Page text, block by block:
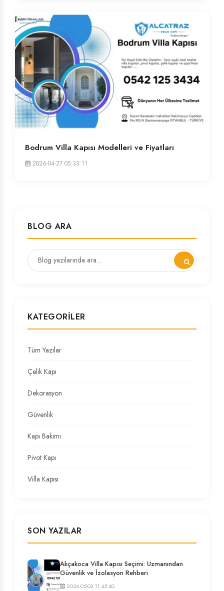
Bodrum Villa Kapısı Modelleri ve Fiyatları
2026-04-27 05:33:11
BLOG ARA
KATEGORILER
Tüm Yazılar
Çelik Kapı
Dekorasyon
Güvenlik
Kapı Bakımı
Pivot Kapı
Villa Kapısı
SON YAZILAR
Akçakoca Villa Kapısı Seçimi: Uzmanından
Güvenlik ve İzolasyon Rehberi
2026-05-03 11:45:40